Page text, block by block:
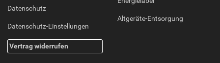
Datenschutz
Datenschutz-Einstellungen
Vertrag widerrufen
Altgeräte-Entsorgung